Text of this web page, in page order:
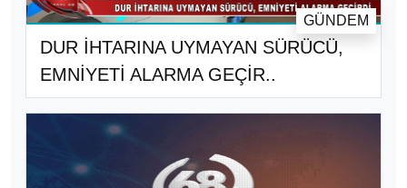
DUR İHTARINA UYMAYAN SÜRÜCÜ,
EMNİYETİ ALARMA GEÇİR..
GÜNDEM